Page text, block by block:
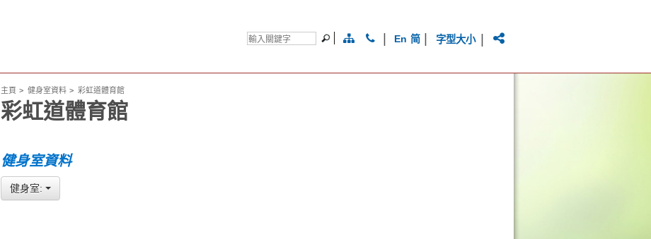
Eng简 字型大小
主頁 健身室資料 彩虹道體育館
彩虹道體育館
健身室資料
健身室: